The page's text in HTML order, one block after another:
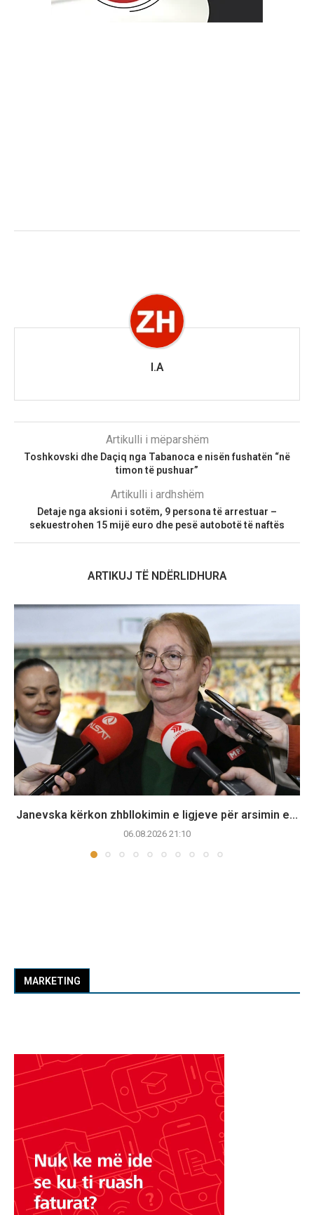
I.A
Artikulli i mëparshëm
Toshkovski dhe Daçiq nga Tabanoca e nisën fushatën “në
timon të pushuar”
Artikulli i ardhshëm
Detaje nga aksioni i sotëm, 9 persona të arrestuar –
sekuestrohen 15 mijë euro dhe pesë autobotë të naftës
ARTIKUJ TË NDËRLIDHURA
Janevska kërkon zhbllokimin e ligjeve për arsimin e...
06.08.2026 21:10
MARKETING